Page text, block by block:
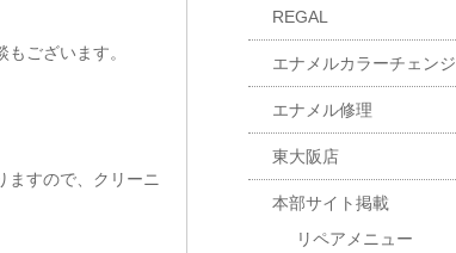
ございます。
ますので、クリーニ
REGAL
エナメルカラーチェンジ
エナメル修理
東大阪店
本部サイト掲載
リペアメニュー